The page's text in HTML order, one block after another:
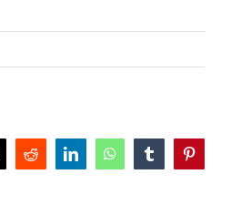
RedditLinkedInWhatsAppTumblrPinterest